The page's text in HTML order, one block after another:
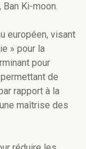
Ban Ki-moon.
européen, visant
» pour la
pour
de
rapport à la
maîtrise des